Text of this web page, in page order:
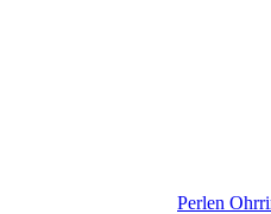
Perlen